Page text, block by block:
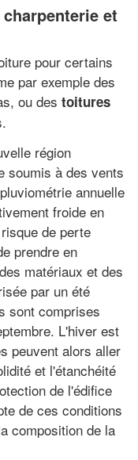
et
pour certains
par exemple des
ou des toitures
région
soumis à des vents
annuelle
froide en
de perte
prendre en
matériaux et des
par un été
sont comprises
L'hiver est
peuvent alors aller
et l'étanchéité
de l'édifice
de ces conditions
composition de la